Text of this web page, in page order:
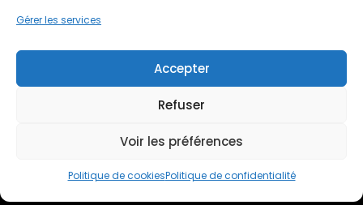
Gérer les services
Accepter
Refuser
Voir les préférences
Politique de cookiesPolitique de confidentialité
Nous rejoindre
Conditions générales de services